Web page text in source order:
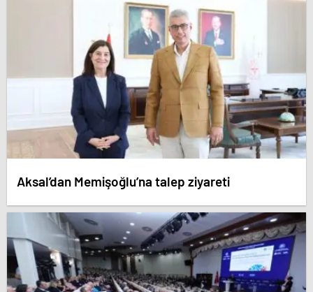
Aksal’dan Memişoğlu’na talep ziyareti